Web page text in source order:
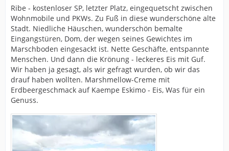
Ribe - kostenloser SP, letzter Platz, eingequetscht zwischen
Wohnmobile und PKWs. Zu Fuß in diese wunderschöne alte
Stadt. Niedliche Häuschen, wunderschön bemalte
Eingangstüren, Dom, der wegen seines Gewichtes im
Marschboden eingesackt ist. Nette Geschäfte, entspannte
Menschen. Und dann die Krönung - leckeres Eis mit Guf.
Wir haben ja gesagt, als wir gefragt wurden, ob wir das
drauf haben wollten. Marshmellow-Creme mit
Erdbeergeschmack auf Kaempe Eskimo - Eis, Was für ein
Genuss.